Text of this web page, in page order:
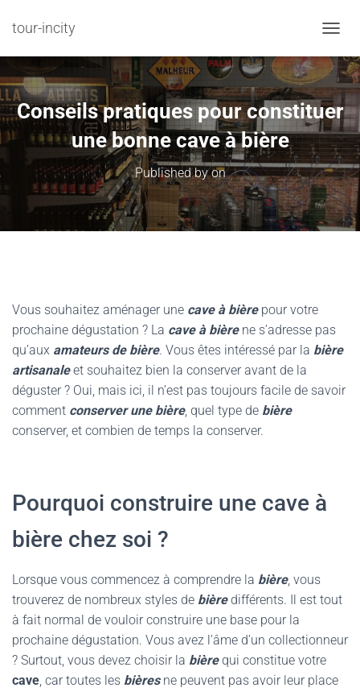
tour-incity
Conseils pratiques pour constituer
une bonne cave à bière
Published byon
Vous souhaitez aménager une cave à bièrepour votre
prochaine dégustation ? La cave à bièrene s’adresse pas
qu’aux amateurs de bière. Vous êtes intéressé par la bière
artisanaleet souhaitez bien la conserver avant de la
déguster ? Oui, mais ici, il n’est pas toujours facile de savoir
comment conserver une bière, quel type de bière
conserver, et combien de temps la conserver.
Pourquoi construire une cave à
bière chez soi ?
Lorsque vous commencez à comprendre la bière, vous
trouverez de nombreux styles de bièredifférents. Il est tout
à fait normal de vouloir construire une base pour la
prochaine dégustation. Vous avez l’âme d’un collectionneur
? Surtout, vous devez choisir la bièrequi constitue votre
cave, car toutes les bièresne peuvent pas avoir leur place